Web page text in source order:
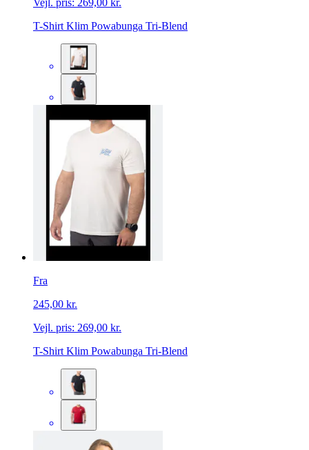
T-Shirt Klim Powabunga Tri-Blend
Fra
245,00 kr.
Vejl. pris: 269,00 kr.
T-Shirt Klim Powabunga Tri-Blend